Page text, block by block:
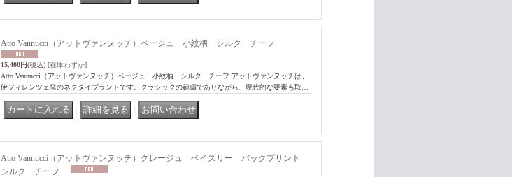
Atto Vannucci（アットヴァンヌッチ）ベージュ 小紋柄 シルク チーフ
15,400円(税込) [在庫わずか]
Atto Vannucci（アットヴァンヌッチ）ベージュ 小紋柄 シルク チーフ アットヴァンヌッチは、
伊フィレンツェ発のネクタイブランドです。クラシックの範疇でありながら、現代的な要素も取…
Atto Vannucci（アットヴァンヌッチ）グレージュ ペイズリー バックプリント
シルク チーフ